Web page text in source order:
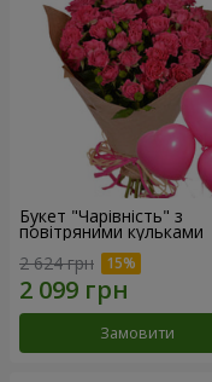
Букет "Чарівність" з
повітряними кульками
2 624 грн
Замовити